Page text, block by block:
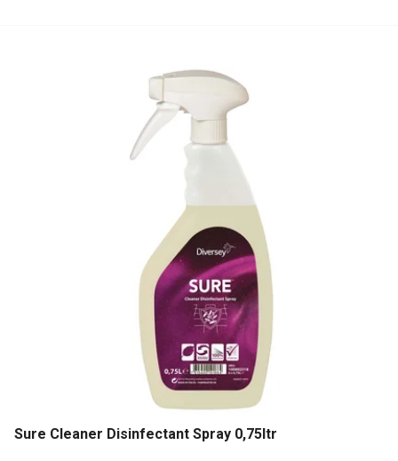
Sure Cleaner Disinfectant Spray 0,75ltr